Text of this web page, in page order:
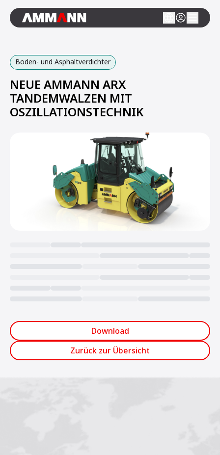
Boden- und Asphaltverdichter
NEUE AMMANN ARX
TANDEMWALZEN MIT
OSZILLATIONSTECHNIK
Download
Zurück zur Übersicht